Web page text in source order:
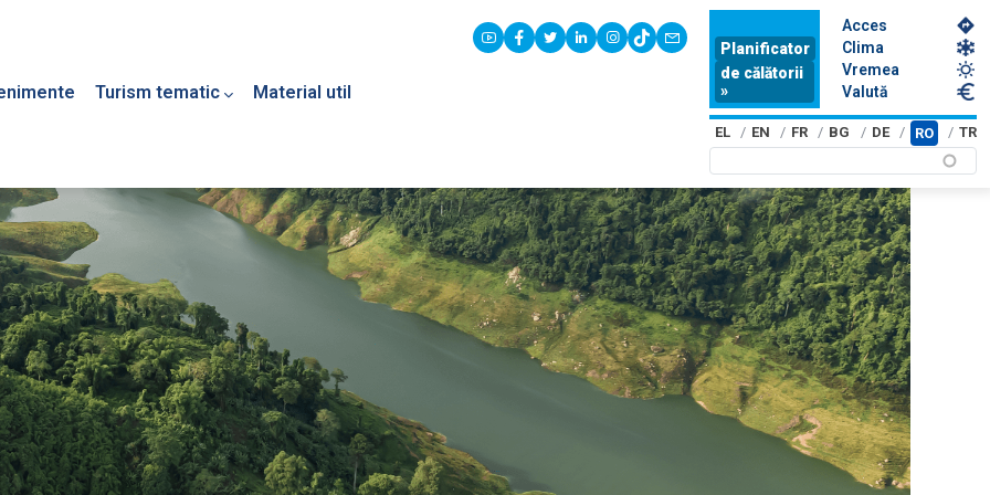
Turism tematic Material util
youtubefacebook
twitterlinkedininstagram
tiktokcontact
Planificator
de călătorii
»
Acces
Clima
Vremea
Valută
EL EN FR BG DE RO TR